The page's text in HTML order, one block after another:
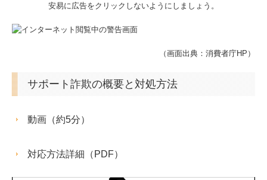
関与先向け融資商品ご紹介
戦略財務情報システム
安易に広告をクリックしないようにしましょう。
（画面出典：消費者庁HP）
サポート詐欺の概要と対処方法
動画（約5分）
対応方法詳細（PDF）